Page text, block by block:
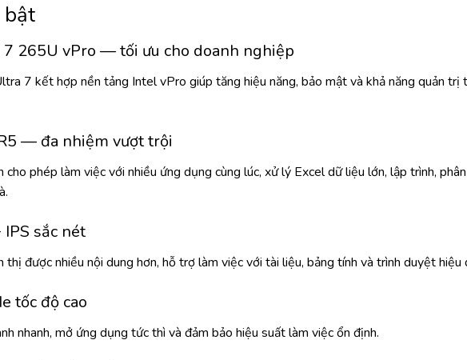
bật
265U vPro — tối ưu cho doanh nghiệp
7 kết hợp nền tảng Intel vPro giúp tăng hiệu năng, bảo mật và khả năng quản trị
— đa nhiệm vượt trội
phép làm việc với nhiều ứng dụng cùng lúc, xử lý Excel dữ liệu lớn, lập trình,
sắc nét
được nhiều nội dung hơn, hỗ trợ làm việc với tài liệu, bảng tính và trình duyệt hiệu
tốc độ cao
nhanh, mở ứng dụng tức thì và đảm bảo hiệu suất làm việc ổn định.